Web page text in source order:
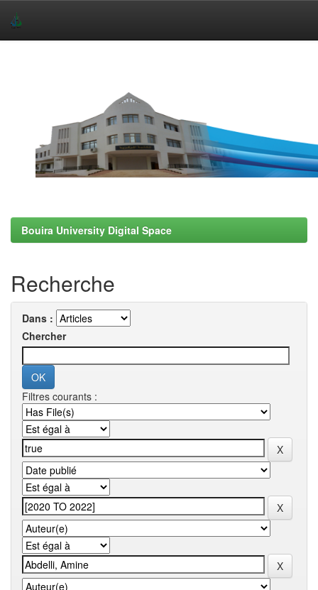
Bouira University Digital Space
Recherche
Dans :
Chercher
Filtres courants :